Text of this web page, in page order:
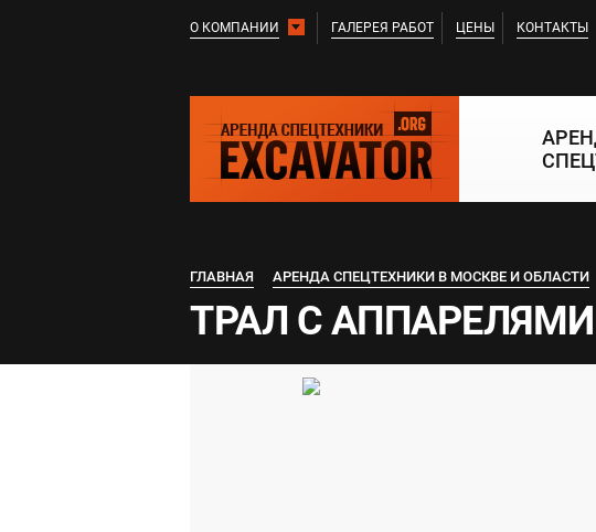
О КОМПАНИИ ГАЛЕРЕЯ РАБОТ ЦЕНЫ КОНТАКТЫ
ГЛАВНАЯ АРЕНДА СПЕЦТЕХНИКИ В МОСКВЕ И ОБЛАСТИ
ТРАЛ С